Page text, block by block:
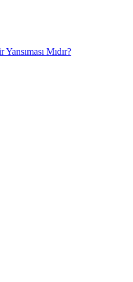
Mıdır?